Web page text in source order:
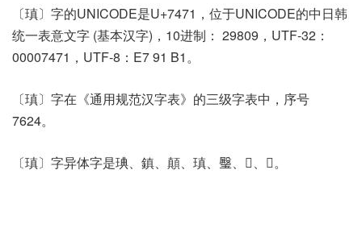
〔瑱〕字的UNICODE是U+7471，位于UNICODE的中日韩
统一表意文字 (基本汉字)，10进制： 29809，UTF-32：
00007471，UTF-8：E7 91 B1。
〔瑱〕字在《通用规范汉字表》的三级字表中，序号
7624。
〔瑱〕字异体字是琠、鎮、顛、瑱、𤩱、𦔿、𦗁。